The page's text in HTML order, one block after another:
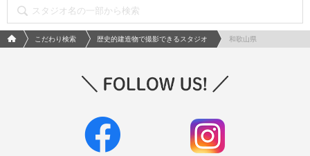
フォトウエディング/結婚写真のPhotorait ホーム
こだわり検索 歴史的建造物で撮影できるスタジオ 和歌山県